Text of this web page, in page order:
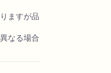
ますが品
なる場合